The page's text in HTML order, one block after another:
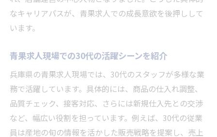
なキャリアパスが、青果求人での成長意欲を後押しして
います。
青果求人現場での30代の活躍シーンを紹介
兵庫県の青果求人現場では、30代のスタッフが多様な業
務で活躍しています。具体的には、商品の仕入れ調整、
品質チェック、接客対応、さらには新規仕入先との交渉
など、幅広い役割を担っています。例えば、30代の従業
員は産地の旬の情報を活かした販売戦略を提案し、売上